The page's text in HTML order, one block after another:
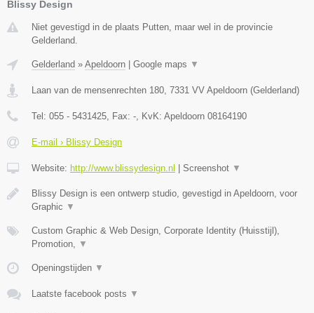
Blissy Design
Niet gevestigd in de plaats Putten, maar wel in de provincie
Gelderland.
Gelderland » Apeldoorn Google maps ▼
Laan van de mensenrechten 180 7331 VV Apeldoorn (Gelderland)
Tel: 055 - 5431425 , Fax: - , KvK: Apeldoorn 08164190
E-mail › Blissy Design
Website: http://www.blissydesign.nl Screenshot ▼
Blissy Design is een ontwerp studio, gevestigd in Apeldoorn, voor
Graphic ▼
Custom Graphic & Web Design, Corporate Identity (Huisstijl),
Promotion,
▼
Openingstijden ▼
Laatste facebook posts ▼